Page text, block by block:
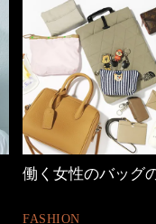
働く女性のバッグ
FASHION